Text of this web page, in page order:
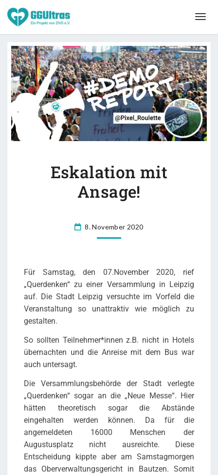
Eskalation mit
Ansage!
8. November 2020
Für Samstag, den 07.November 2020, rief
„Querdenken“ zu einer Versammlung in Leipzig
auf. Die Stadt Leipzig versuchte im Vorfeld die
Veranstaltung so unattraktiv wie möglich zu
gestalten.
So sollten Teilnehmer*innen z.B. nicht in Hotels
übernachten und die Anreise mit dem Bus war
auch untersagt.
Die Versammlungsbehörde der Stadt verlegte
„Querdenken“ sogar an die „Neue Messe“. Hier
hätten theoretisch sogar die Abstände
eingehalten werden können. Da für die
angemeldeten 16000 Menschen der
Augustusplatz nicht ausreichte. Diese
Entscheidung kippte aber am Samstagmorgen
das Oberverwaltungsgericht in Bautzen. Somit